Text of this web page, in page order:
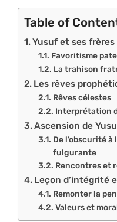
Table of
Yusuf et ses
Favoritisme
La trahison
Les rêves
Rêves célestes
Interprétation
Ascension de
De l’obscurité à
fulgurante
Rencontres et
Leçon d’intégrité
Remonter la
Valeurs et